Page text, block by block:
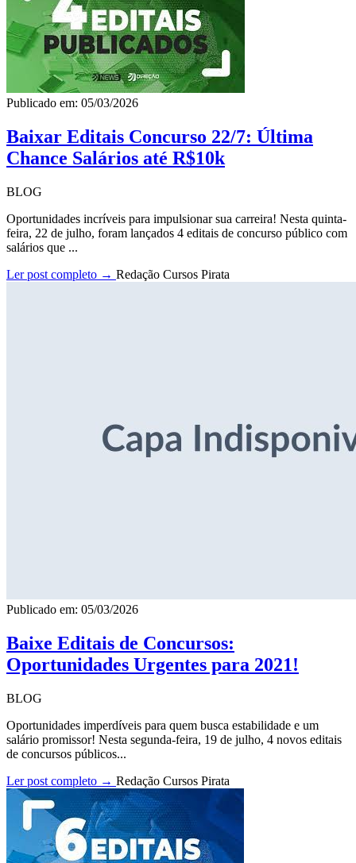
Publicado em: 05/03/2026
Baixar Editais Concurso 22/7: Última
Chance Salários até R$10k
BLOG
Oportunidades incríveis para impulsionar sua carreira! Nesta quinta-
feira, 22 de julho, foram lançados 4 editais de concurso público com
salários que ...
Ler post completo → Redação Cursos Pirata
Publicado em: 05/03/2026
Baixe Editais de Concursos:
Oportunidades Urgentes para 2021!
BLOG
Oportunidades imperdíveis para quem busca estabilidade e um
salário promissor! Nesta segunda-feira, 19 de julho, 4 novos editais
de concursos públicos...
Ler post completo → Redação Cursos Pirata